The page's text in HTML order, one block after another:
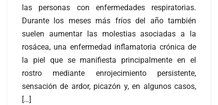
las personas con enfermedades respiratorias.
Durante los meses más fríos del año también
suelen aumentar las molestias asociadas a la
rosácea, una enfermedad inflamatoria crónica de
la piel que se manifiesta principalmente en el
rostro mediante enrojecimiento persistente,
sensación de ardor, picazón y, en algunos casos,
[…]